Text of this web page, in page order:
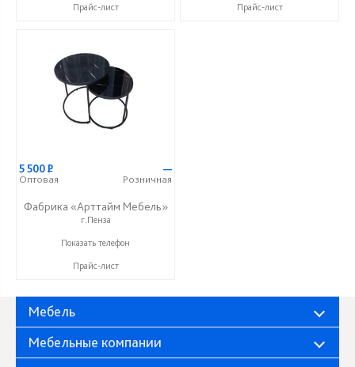
Прайс-лист Прайс-лист
5 500Р
Оптовая
—
Розничная
Фабрика «Арттайм Мебель»
г.Пенза
+7 (800) 201-23-49
Показать телефон
Прайс-лист
Мебель
Мебельные компании